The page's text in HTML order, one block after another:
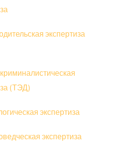
экспертиза
(ТЭД)
экспертиза
экспертиза